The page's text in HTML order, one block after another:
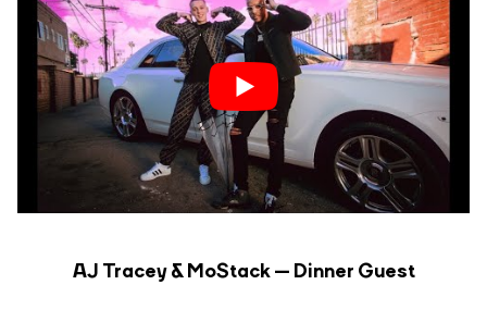
AJ Tracey & MoStack — Dinner Guest